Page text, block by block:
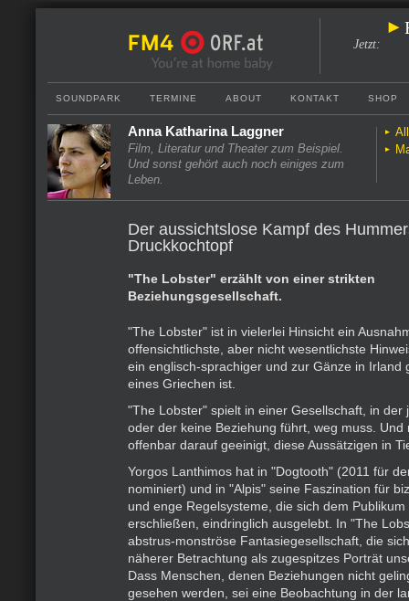
Jetzt:
SOUNDPARK TERMINE ABOUT KONTAKT SHOP
Anna Katharina Laggner
Film, Literatur und Theater zum Beispiel.
Und sonst gehört auch noch einiges zum
Leben.
Der aussichtslose Kampf des
Druckkochtopf
"The Lobster" erzählt von einer strikten
Beziehungsgesellschaft.
"The Lobster" ist in vielerlei Hinsicht ein
offensichtlichste, aber nicht wesentlichste
ein englisch-sprachiger und zur Gänze in Irland
eines Griechen ist.
"The Lobster" spielt in einer Gesellschaft, in der
oder der keine Beziehung führt, weg muss. Und
offenbar darauf geeinigt, diese Aussätzigen in
Yorgos Lanthimos hat in "Dogtooth" (2011 für
nominiert) und in "Alpis" seine Faszination für
und enge Regelsysteme, die sich dem
erschließen, eindringlich ausgelebt. In "The
abstrus-monströse Fantasiegesellschaft, die
näherer Betrachtung als zugespitzes Porträt
Dass Menschen, denen Beziehungen nicht
gesehen werden, sei eine Beobachtung in der